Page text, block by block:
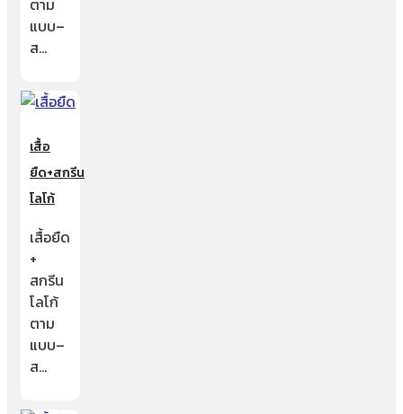
ตาม
แบบ–
ส…
เสื้อ
ยืด+สกรีน
โลโก้
เสื้อยืด
+
สกรีน
โลโก้
ตาม
แบบ–
ส…